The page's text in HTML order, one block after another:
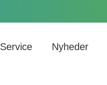
Service Nyheder